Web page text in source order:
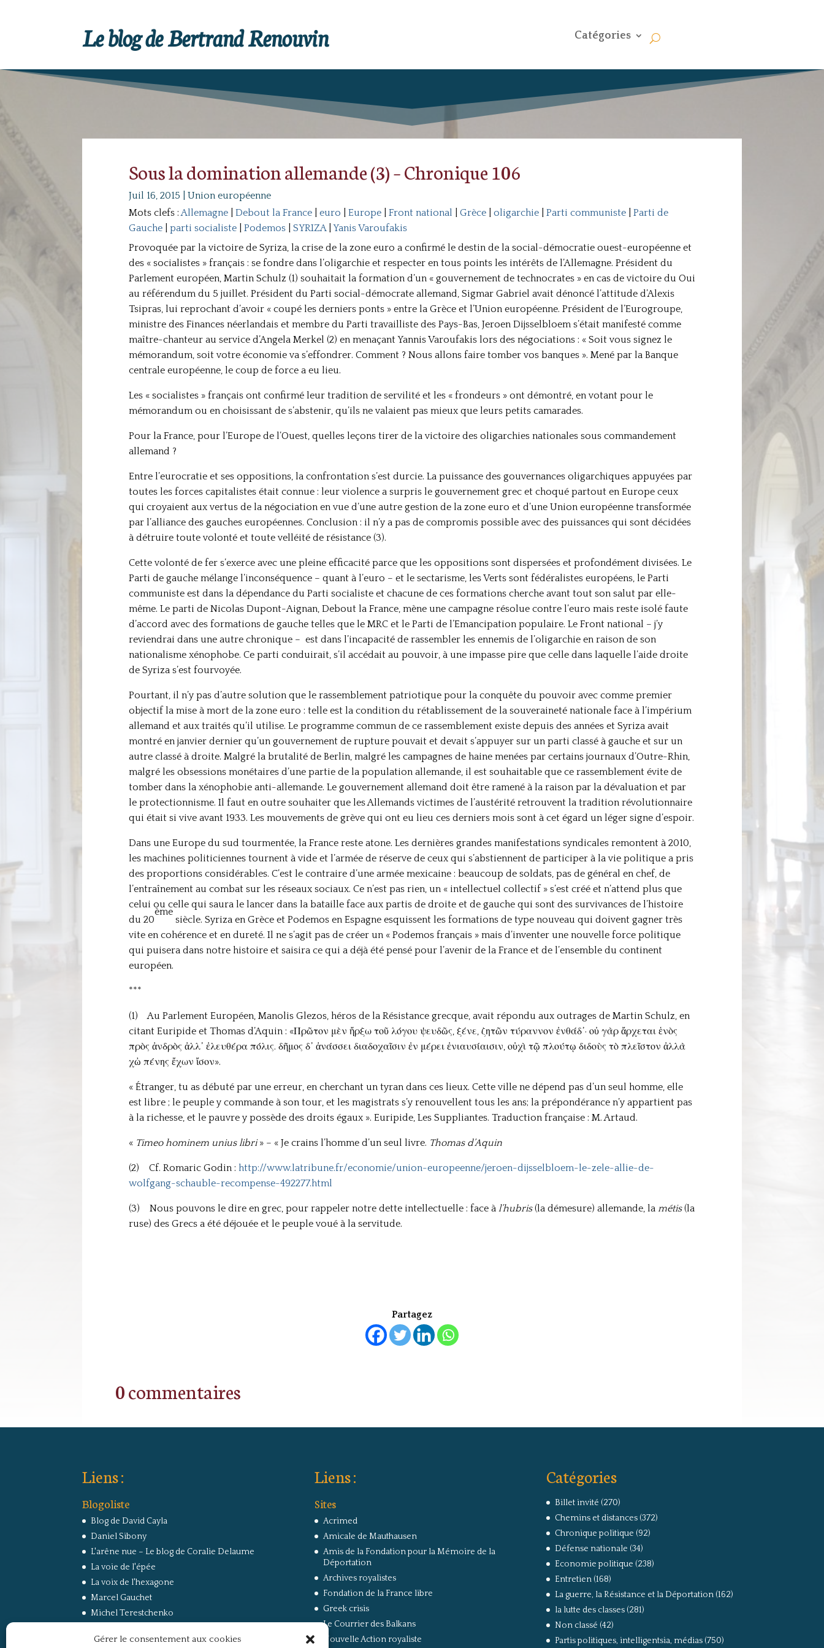
Gérer le consentement aux cookies
Le blog de Bertrand Renouvin Catégories
Sous la domination allemande (3) – Chronique 106
Juil 16, 2015
Union européenne
Mots clefs :Allemagne| Debout la France| euro Europe| Front national Grèce| oligarchie| Parti communiste| Parti de
Gauche| parti socialiste| Podemos| SYRIZA| Yanis Varoufakis
Provoquée par la victoire de Syriza, la crise de la zone euro a confirmé le destin de la social-démocratie ouest-européenne et
des « socialistes » français : se fondre dans l’oligarchie et respecter en tous points les intérêts de l’Allemagne. Président du
Parlement européen, Martin Schulz (1) souhaitait la formation d’un « gouvernement de technocrates » en cas de victoire du Oui
au référendum du 5 juillet. Président du Parti social-démocrate allemand, Sigmar Gabriel avait dénoncé l’attitude d’Alexis
Tsipras, lui reprochant d’avoir « coupé les derniers ponts » entre la Grèce et l’Union européenne. Président de l’Eurogroupe,
ministre des Finances néerlandais et membre du Parti travailliste des Pays-Bas, Jeroen Dijsselbloem s’était manifesté comme
maître-chanteur au service d’Angela Merkel (2) en menaçant Yannis Varoufakis lors des négociations : « Soit vous signez le
mémorandum, soit votre économie va s’effondrer. Comment ? Nous allons faire tomber vos banques ». Mené par la Banque
centrale européenne, le coup de force a eu lieu.
Les « socialistes » français ont confirmé leur tradition de servilité et les « frondeurs » ont démontré, en votant pour le
mémorandum ou en choisissant de s’abstenir, qu’ils ne valaient pas mieux que leurs petits camarades.
Pour la France, pour l’Europe de l’Ouest, quelles leçons tirer de la victoire des oligarchies nationales sous commandement
allemand ?
Entre l’eurocratie et ses oppositions, la confrontation s’est durcie. La puissance des gouvernances oligarchiques appuyées par
toutes les forces capitalistes était connue : leur violence a surpris le gouvernement grec et choqué partout en Europe ceux
qui croyaient aux vertus de la négociation en vue d’une autre gestion de la zone euro et d’une Union européenne transformée
par l’alliance des gauches européennes. Conclusion : il n’y a pas de compromis possible avec des puissances qui sont décidées
à détruire toute volonté et toute velléité de résistance (3).
Cette volonté de fer s’exerce avec une pleine efficacité parce que les oppositions sont dispersées et profondément divisées. Le
Parti de gauche mélange l’inconséquence – quant à l’euro – et le sectarisme, les Verts sont fédéralistes européens, le Parti
communiste est dans la dépendance du Parti socialiste et chacune de ces formations cherche avant tout son salut par elle-
même. Le parti de Nicolas Dupont-Aignan, Debout la France, mène une campagne résolue contre l’euro mais reste isolé faute
d’accord avec des formations de gauche telles que le MRC et le Parti de l’Emancipation populaire. Le Front national – j’y
reviendrai dans une autre chronique – est dans l’incapacité de rassembler les ennemis de l’oligarchie en raison de son
nationalisme xénophobe. Ce parti conduirait, s’il accédait au pouvoir, à une impasse pire que celle dans laquelle l’aide droite
de Syriza s’est fourvoyée.
Pourtant, il n’y pas d’autre solution que le rassemblement patriotique pour la conquête du pouvoir avec comme premier
objectif la mise à mort de la zone euro : telle est la condition du rétablissement de la souveraineté nationale face à l’impérium
allemand et aux traités qu’il utilise. Le programme commun de ce rassemblement existe depuis des années et Syriza avait
montré en janvier dernier qu’un gouvernement de rupture pouvait et devait s’appuyer sur un parti classé à gauche et sur un
autre classé à droite. Malgré la brutalité de Berlin, malgré les campagnes de haine menées par certains journaux d’Outre-Rhin,
malgré les obsessions monétaires d’une partie de la population allemande, il est souhaitable que ce rassemblement évite de
tomber dans la xénophobie anti-allemande. Le gouvernement allemand doit être ramené à la raison par la dévaluation et par
le protectionnisme. Il faut en outre souhaiter que les Allemands victimes de l’austérité retrouvent la tradition révolutionnaire
qui était si vive avant 1933. Les mouvements de grève qui ont eu lieu ces derniers mois sont à cet égard un léger signe d’espoir.
Dans une Europe du sud tourmentée, la France reste atone. Les dernières grandes manifestations syndicales remontent à 2010,
les machines politiciennes tournent à vide et l’armée de réserve de ceux qui s’abstiennent de participer à la vie politique a pris
des proportions considérables. C’est le contraire d’une armée mexicaine : beaucoup de soldats, pas de général en chef, de
l’entraînement au combat sur les réseaux sociaux. Ce n’est pas rien, un « intellectuel collectif » s’est créé et n’attend plus que
celui ou celle qui saura le lancer dans la bataille face aux partis de droite et de gauche qui sont des survivances de l’histoire
du 20
ème
siècle. Syriza en Grèce et Podemos en Espagne esquissent les formations de type nouveau qui doivent gagner très
vite en cohérence et en dureté. Il ne s’agit pas de créer un « Podemos français » mais d’inventer une nouvelle force politique
qui puisera dans notre histoire et saisira ce qui a déjà été pensé pour l’avenir de la France et de l’ensemble du continent
européen.
***
(1) Au Parlement Européen, Manolis Glezos, héros de la Résistance grecque, avait répondu aux outrages de Martin Schulz, en
citant Euripide et Thomas d’Aquin : «Πρῶτον μὲν ἤρξω τοῦ λόγου ψευδῶς, ξένε, ζητῶν τύραννον ἐνθάδ᾽· οὐ γὰρ ἄρχεται ἑνὸς
πρὸς ἀνδρὸς ἀλλ᾽ ἐλευθέρα πόλις. δῆμος δ᾽ ἀνάσσει διαδοχαῖσιν ἐν μέρει ἐνιαυσίαισιν, οὐχὶ τῷ πλούτῳ διδοὺς τὸ πλεῖστον ἀλλὰ
χὠ πένης ἔχων ἴσον».
« Étranger, tu as débuté par une erreur, en cherchant un tyran dans ces lieux. Cette ville ne dépend pas d’un seul homme, elle
est libre ; le peuple y commande à son tour, et les magistrats s’y renouvellent tous les ans; la prépondérance n’y appartient pas
à la richesse, et le pauvre y possède des droits égaux ». Euripide, Les Suppliantes. Traduction française : M. Artaud.
« Timeo hominem unius libri» – « Je crains l’homme d’un seul livre. Thomas d’Aquin
(2) Cf. Romaric Godin : http://www.latribune.fr/economie/union-europeenne/jeroen-dijsselbloem-le-zele-allie-de-
wolfgang-schauble-recompense-492277.html
(3) Nous pouvons le dire en grec, pour rappeler notre dette intellectuelle : face à l’hubris(la démesure) allemande, la métis(la
ruse) des Grecs a été déjouée et le peuple voué à la servitude.
Partagez
0 commentaires
Liens :
Blogoliste
Blog de David Cayla
Daniel Sibony
L'arêne nue – Le blog de Coralie Delaume
La voie de l'épée
La voix de l'hexagone
Marcel Gauchet
Michel Terestchenko
RussEurope – Le Carnet de Jacques Sapir sur la
Liens :
Sites
Acrimed
Amicale de Mauthausen
Amis de la Fondation pour la Mémoire de la
Déportation
Archives royalistes
Fondation de la France libre
Greek crisis
Le Courrier des Balkans
Nouvelle Action royaliste
Catégories
Billet invité (270)
Chemins et distances(372)
Chronique politique (92)
Défense nationale (34)
Economie politique (238)
Entretien(168)
La guerre, la Résistance et la Déportation(162)
la lutte des classes(281)
Non classé (42)
Partis politiques, intelligentsia, médias(750)